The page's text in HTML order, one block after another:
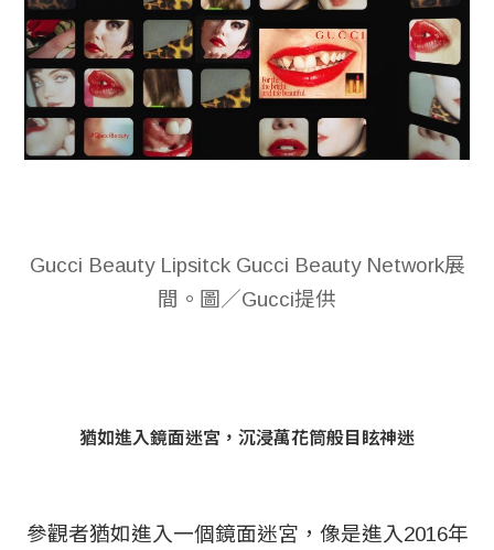
Gucci Beauty Lipsitck Gucci Beauty Network展
間。圖／Gucci提供
猶如進入鏡面迷宮，沉浸萬花筒般目眩神迷
參觀者猶如進入一個鏡面迷宮，像是進入2016年